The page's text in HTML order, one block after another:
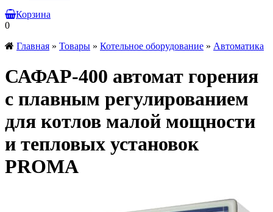
Корзина
0
Главная » Товары » Котельное оборудование » Автоматика
САФАР-400 автомат горения
с плавным регулированием
для котлов малой мощности
и тепловых установок
PROMA